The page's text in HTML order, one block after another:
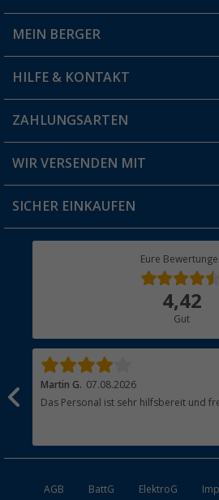
Filiale finden
MEIN BERGER
Vorteilskarte
Blog
Jobs & Karriere
HILFE & KONTAKT
FAQ & Kontakt
Versandinformationen
Rücksendung
ZAHLUNGSARTEN
WIR VERSENDEN MIT
SICHER EINKAUFEN
Eure
4,42
Gut
Martin G. 07.08.2026
Das Personal ist sehr hilfsbereit und
AGB BattG ElektroG